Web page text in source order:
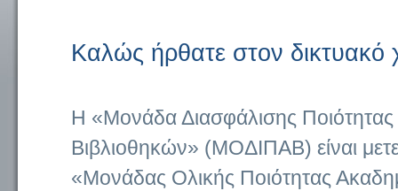
Καλώς ήρθατε στον
Η «Μονάδα Διασφάλισης
Βιβλιοθηκών» (ΜΟΔΙΠΑΒ) είναι
«Μονάδας Ολικής Ποιότητας